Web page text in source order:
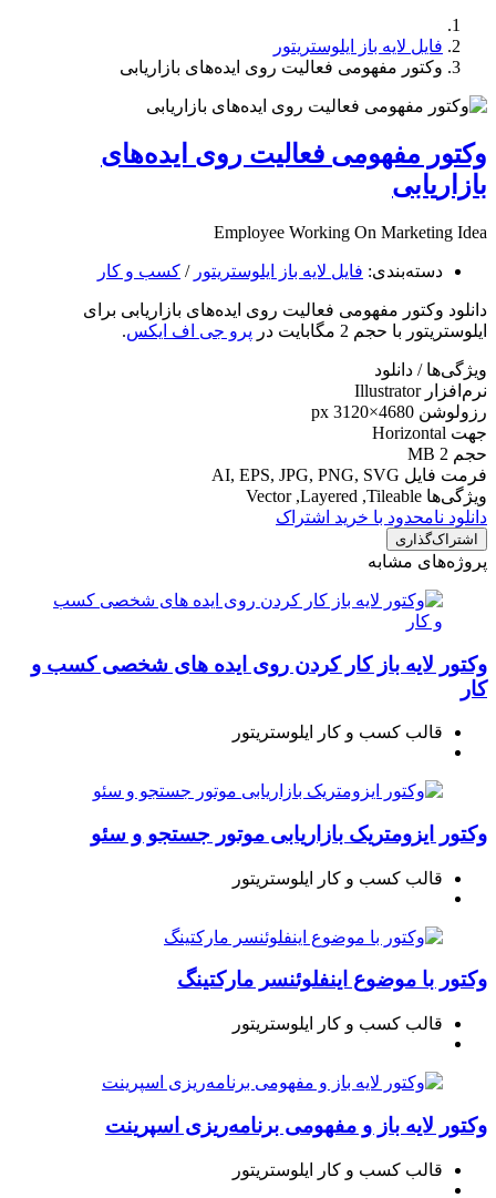
فایل لایه باز ایلوستریتور
وکتور مفهومی فعالیت روی ایده‌های بازاریابی
وکتور مفهومی فعالیت روی ایده‌های
بازاریابی
Employee Working On Marketing Idea
دسته‌بندی: فایل لایه باز ایلوستریتور / کسب و کار
دانلود وکتور مفهومی فعالیت روی ایده‌های بازاریابی برای
ایلوستریتور با حجم 2 مگابایت در
پرو جی اف ایکس.
ویژگی‌ها / دانلود
نرم‌افزار Illustrator
رزولوشن 4680×3120 px
جهت Horizontal
حجم 2 MB
فرمت فایل AI, EPS, JPG, PNG, SVG
ویژگی‌ها Vector ,Layered ,Tileable
دانلود نامحدود با خرید اشتراک
اشتراک‌گذاری
پروژه‌های مشابه
وکتور لایه باز کار کردن روی ایده های شخصی کسب و
کار
قالب کسب و کار ایلوستریتور
وکتور ایزومتریک بازاریابی موتور جستجو و سئو
قالب کسب و کار ایلوستریتور
وکتور با موضوع اینفلوئنسر مارکتینگ
قالب کسب و کار ایلوستریتور
وکتور لایه باز و مفهومی برنامه‌ریزی اسپرینت
قالب کسب و کار ایلوستریتور